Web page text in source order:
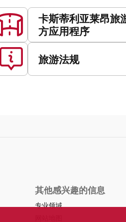
卡斯蒂利亚莱昂旅
方应用程序
旅游法规
其他感兴趣的信息
专业领域